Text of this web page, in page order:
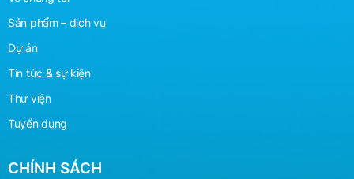
Sản phẩm – dịch vụ
Dự án
Tin tức & sự kiện
Thư viện
Tuyển dụng
CHÍNH SÁCH